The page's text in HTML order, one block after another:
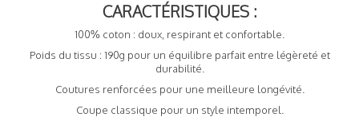
CARACTÉRISTIQUES :
100% coton : doux, respirant et confortable.
Poids du tissu : 190g pour un équilibre parfait entre légèreté et
durabilité.
Coutures renforcées pour une meilleure longévité.
Coupe classique pour un style intemporel.